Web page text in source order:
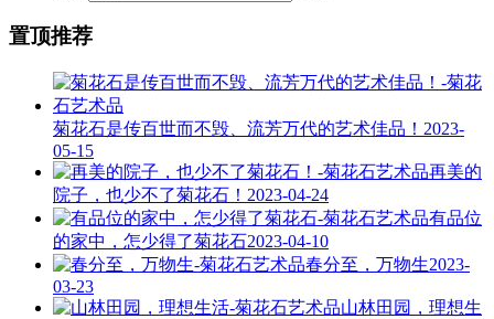
置顶推荐
菊花石是传百世而不毁、流芳万代的艺术佳品！ 2023-
05-15
再美的
院子，也少不了菊花石！ 2023-04-24
有品位
的家中，怎少得了菊花石2023-04-10
春分至，万物生2023-
03-23
山林田园，理想生